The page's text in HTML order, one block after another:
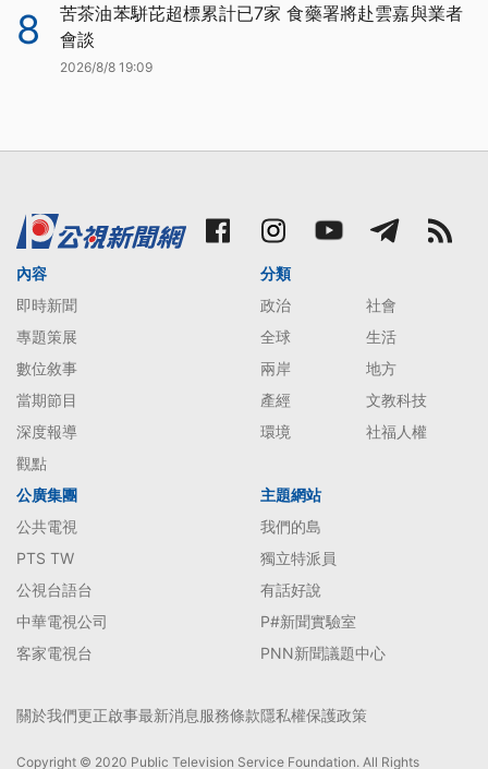
8
苦茶油苯駢芘超標累計已7家 食藥署將赴雲嘉與業者
會談
2026/8/8 19:09
內容
即時新聞
專題策展
數位敘事
當期節目
深度報導
觀點
分類
政治
社會
全球
生活
兩岸
地方
產經
文教科技
環境
社福人權
公廣集團
公共電視
PTS TW
公視台語台
中華電視公司
客家電視台
主題網站
我們的島
獨立特派員
有話好說
P#新聞實驗室
PNN新聞議題中心
關於我們更正啟事最新消息服務條款隱私權保護政策
Copyright © 2020 Public Television Service Foundation. All Rights